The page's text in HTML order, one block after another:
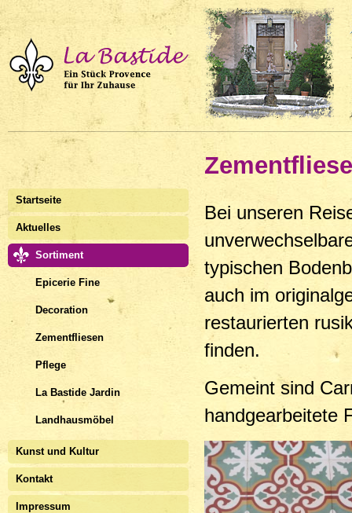
Startseite
Aktuelles
Sortiment
Epicerie Fine
Decoration
Zementfliesen
Pflege
La Bastide Jardin
Landhausmöbel
Kunst und Kultur
Kontakt
Impressum
Bei unseren
typischen
auch im
restaurierten
finden.
Gemeint sind
handgearbeitete